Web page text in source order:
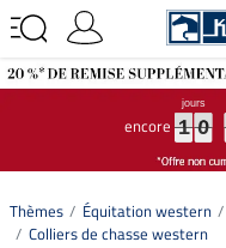
encore 1
1
1
1 0
0
0
0
Thèmes Équitation western
Colliers de chasse western